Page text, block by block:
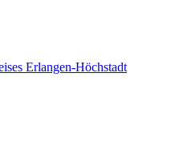
Erlangen-Höchstadt